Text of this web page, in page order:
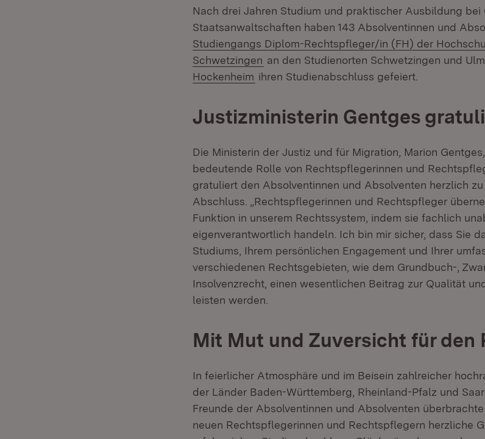
Nach drei Jahren Studium und praktischer Ausbildung bei
Staatsanwaltschaften haben 143 Absolventinnen und
Studiengangs Diplom-Rechtspfleger/in (FH) der
Schwetzingen (Öffnet in neuem Fenster)
an den Studienorten Schwetzingen und
Hockenheim (Öffnet in neuem Fenster)
ihren Studienabschluss gefeiert.
Justizministerin Gentges
Die Ministerin der Justiz und für Migration, Marion
bedeutende Rolle von Rechtspflegerinnen und
gratuliert den Absolventinnen und Absolventen herzlich
Abschluss. „Rechtspflegerinnen und Rechtspfleger
Funktion in unserem Rechtssystem, indem sie fachlich
eigenverantwortlich handeln. Ich bin mir sicher, dass Sie
Studiums, Ihrem persönlichen Engagement und Ihrer
verschiedenen Rechtsgebieten, wie dem Grundbuch-,
Insolvenzrecht, einen wesentlichen Beitrag zur Qualität
leisten werden.
Mit Mut und Zuversicht für den
In feierlicher Atmosphäre und im Beisein zahlreicher
der Länder Baden-Württemberg, Rheinland-Pfalz und
Freunde der Absolventinnen und Absolventen
neuen Rechtspflegerinnen und Rechtspflegern herzliche